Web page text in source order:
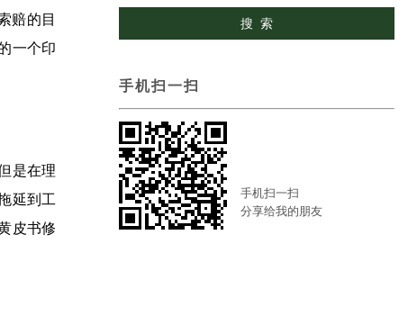
赔的目
一个印
是在理
延到工
皮书修
手机扫一扫
手机扫一扫
分享给我的朋友